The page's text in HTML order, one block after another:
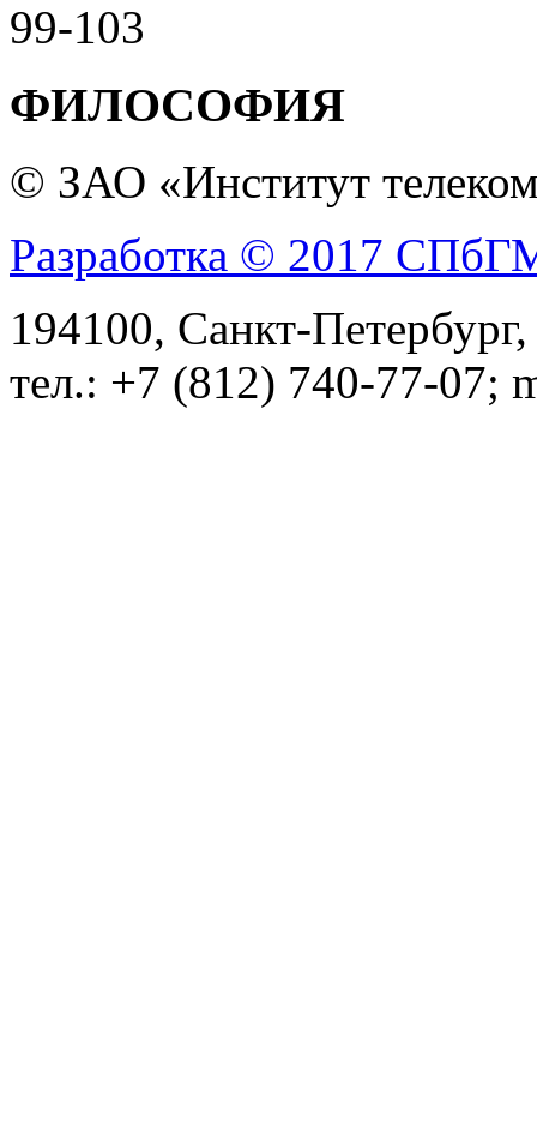
99-103
ФИЛОСОФИЯ
© ЗАО «Институт
Разработка © 2017
194100, Санкт-
тел.: +7 (812) 740-77-07;